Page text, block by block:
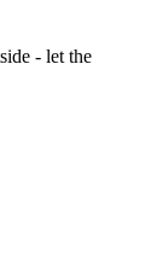
- let the